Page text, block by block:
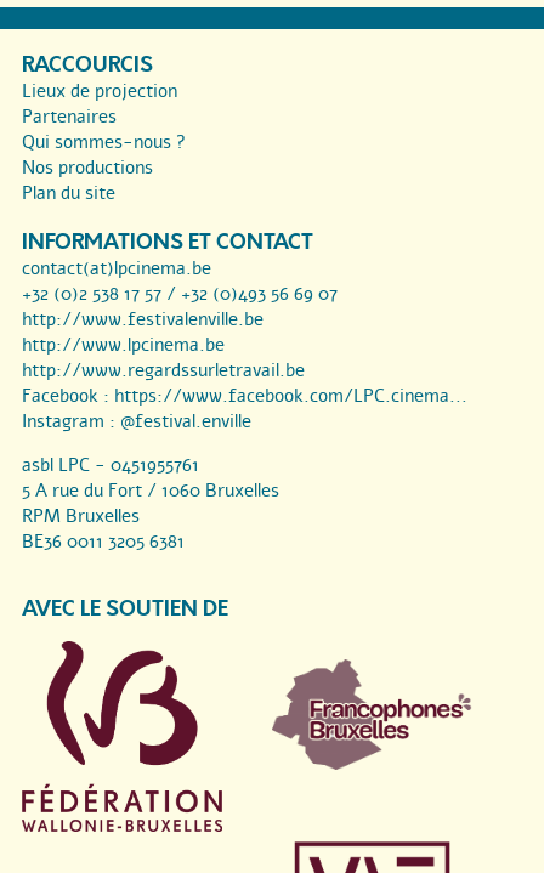
RACCOURCIS
Lieux de projection
Partenaires
Qui sommes-nous ?
Nos productions
Plan du site
INFORMATIONS ET CONTACT
contact(at)lpcinema.be
+32 (0)2 538 17 57 / +32 (0)493 56 69 07
http://www.festivalenville.be
http://www.lpcinema.be
http://www.regardssurletravail.be
Facebook : https://www.facebook.com/LPC.cinema...
Instagram : @festival.enville
asbl LPC - 0451955761
5 A rue du Fort / 1060 Bruxelles
RPM Bruxelles
BE36 0011 3205 6381
AVEC LE SOUTIEN DE